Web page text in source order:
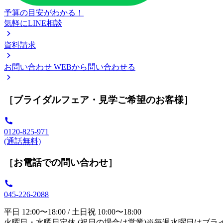
予算の目安がわかる！
気軽にLINE相談
資料請求
お問い合わせ WEBから問い合わせる
［ブライダルフェア・見学ご希望のお客様］
0120-825-971
(通話無料)
［お電話での問い合わせ］
045-226-2088
平日 12:00〜18:00 / 土日祝 10:00〜18:00